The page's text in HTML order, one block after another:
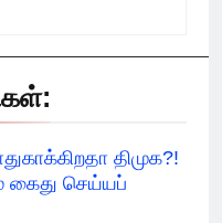
திமுக?!
கைது செய்யப்